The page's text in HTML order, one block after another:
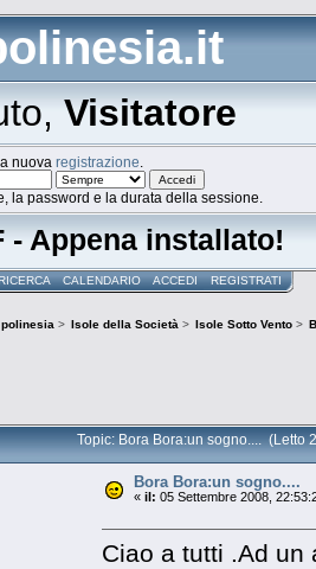
Visitatore
nuovaregistrazione
la password e la durata della sessione.
- Appena installato!
CALENDARIO ACCEDI REGISTRATI
> Isole della Società> Isole Sotto Vento>
Topic: Bora Bora:un sogno.... (Letto
Bora Bora:un sogno....
«il: 05 Settembre 2008,
Ciao a tutti .Ad un